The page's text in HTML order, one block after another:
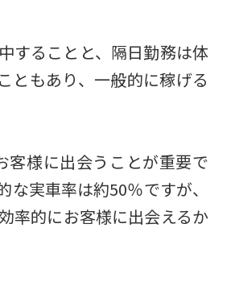
することと、隔日勤務は体
ともあり、一般的に稼げる
客様に出会うことが重要で
実車率は約50％ですが、
率的にお客様に出会えるか